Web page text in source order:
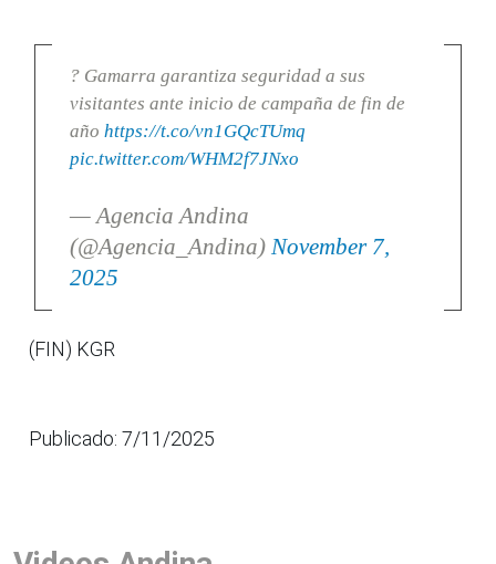
? Gamarra garantiza seguridad a sus
visitantes ante inicio de campaña de fin de
año https://t.co/vn1GQcTUmq
pic.twitter.com/WHM2f7JNxo
— Agencia Andina
(@Agencia_Andina) November 7,
2025
(FIN) KGR
Publicado: 7/11/2025